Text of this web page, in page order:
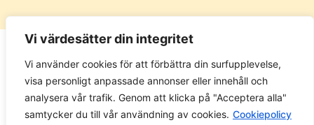
Vi värdesätter din integritet
Vi använder cookies för att förbättra din surfupplevelse,
visa personligt anpassade annonser eller innehåll och
analysera vår trafik. Genom att klicka på "Acceptera alla"
samtycker du till vår användning av cookies. Cookiepolicy
Utrikesgruppen
UG.se – representeras helt i privat regi av Svenska
Utrikesgruppen AB. Materialet på webbplatsen får ej
kopieras utan tillåtelse. Alla priser anges ink. moms. 14